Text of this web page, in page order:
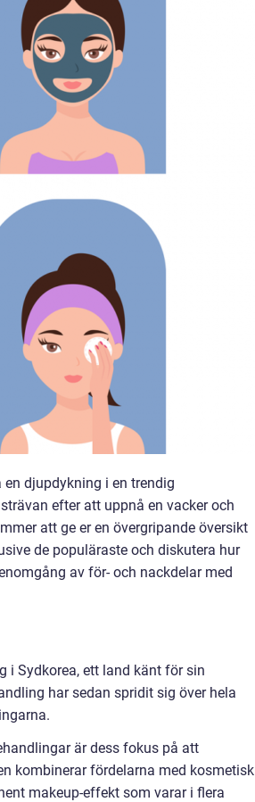
djupdykning i en trendig
efter att uppnå en vacker och
att ge er en övergripande översikt
de populäraste och diskutera hur
av för- och nackdelar med
i Sydkorea, ett land känt för sin
har sedan spridit sig över hela
är dess fokus på att
kombinerar fördelarna med kosmetisk
makeup-effekt som varar i flera